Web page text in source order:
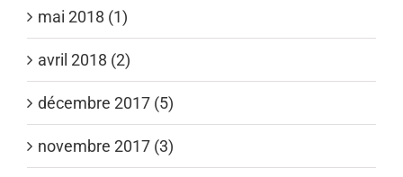
mai 2018 (1)
avril 2018 (2)
décembre 2017 (5)
novembre 2017 (3)